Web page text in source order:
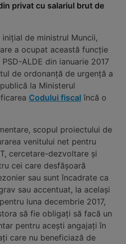
privat cu salariul brut de
de ministrul Muncii,
a ocupat această funcție
ALDE din ianuarie 2017
de ordonanță de urgență a
la Ministerul
Codului fiscal încă o
scopul proiectului de
venitului net pentru
cercetare-dezvoltare și
cei care desfășoară
sau sunt încadrate ca
sau accentuat, la același
luna decembrie 2017,
să fie obligați să facă un
pentru acești angajați în
care nu beneficiază de